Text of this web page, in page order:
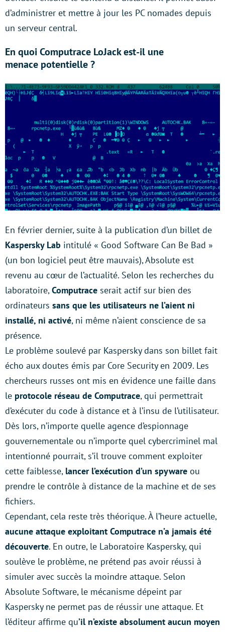
d’administrer et mettre à jour les PC nomades depuis
un serveur central.
En quoi Computrace LoJack est-il une
menace potentielle ?
En février dernier, suite à la publication d’un billet de
Kaspersky Lab intitulé « Good Software Can Be Bad »
(un bon logiciel peut être mauvais), Absolute est
revenu au cœur de l’actualité. Selon les recherches du
laboratoire,Computrace serait actif sur bien des
ordinateurs sans que les utilisateurs ne l’aient ni
installé, ni activé, ni même n’aient conscience de sa
présence.
Le problème soulevé par Kaspersky dans son billet fait
écho aux doutes émis par Core Security en 2009. Les
chercheurs russes ont mis en évidence une faille dans
le protocole réseau de Computrace, qui permettrait
d’exécuter du code à distance et à l’insu de l’utilisateur.
Dès lors, n’importe quelle agence d’espionnage
gouvernementale ou n’importe quel cybercriminel mal
intentionné pourrait, s’il trouve comment exploiter
cette faiblesse, lancer l’exécution d’un spyware ou
prendre le contrôle à distance de la machine et de ses
fichiers.
Cependant, cela reste très théorique. À l’heure actuelle,
aucune attaque exploitant Computrace n’a jamais été
découverte. En outre, le Laboratoire Kaspersky, qui
soulève le problème, ne prétend pas avoir réussi à
simuler avec succès la moindre attaque. Selon
Absolute Software, le mécanisme dépeint par
Kaspersky ne permet pas de réussir une attaque. Et
l’éditeur affirme qu’il n’existe absolument aucun moyen